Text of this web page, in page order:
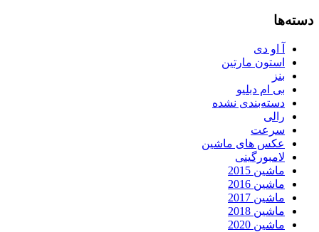
دسته‌ها
آ او دی
استون مارتین
بنز
بی ام دبلیو
دسته‌بندی نشده
رالی
سرعت
عکس های ماشین
لامبورگینی
ماشین 2015
ماشین 2016
ماشین 2017
ماشین 2018
ماشین 2020